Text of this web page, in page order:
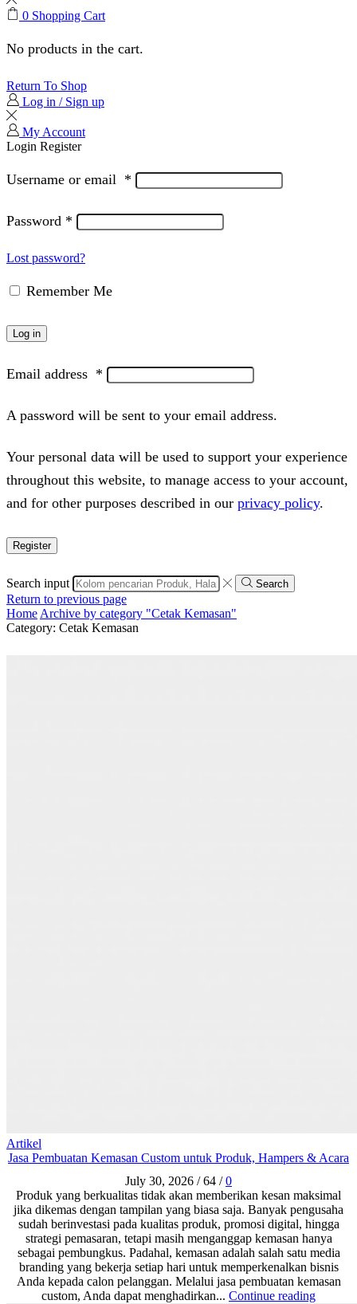
0 Shopping Cart
No products in the cart.
Return To Shop
Log in / Sign up
My Account
Login Register
Username or email *
Password *
Lost password?
Remember Me
Log in
Email address *
A password will be sent to your email address.
Your personal data will be used to support your experience
throughout this website, to manage access to your account,
and for other purposes described in our privacy policy.
Register
Search input Search
Return to previous page
Home Archive by category "Cetak Kemasan"
Category: Cetak Kemasan
Artikel
Jasa Pembuatan Kemasan Custom untuk Produk, Hampers & Acara
July 30, 2026 / 64 / 0
Produk yang berkualitas tidak akan memberikan kesan maksimal
jika dikemas dengan tampilan yang biasa saja. Banyak pengusaha
sudah berinvestasi pada kualitas produk, promosi digital, hingga
strategi pemasaran, tetapi masih menganggap kemasan hanya
sebagai pembungkus. Padahal, kemasan adalah salah satu media
branding yang bekerja setiap hari untuk memperkenalkan bisnis
Anda kepada calon pelanggan. Melalui jasa pembuatan kemasan
custom, Anda dapat menghadirkan... Continue reading